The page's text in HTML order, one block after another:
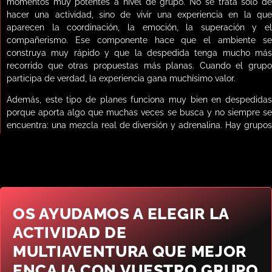
hacer una actividad, sino de vivir una experiencia en la que
aparecen la coordinación, la emoción, la superación y el
compañerismo. Ese componente hace que el ambiente se
construya muy rápido y que la despedida tenga mucho más
recorrido que otras propuestas más planas. Cuando el grupo
participa de verdad, la experiencia gana muchísimo valor.
Además, este tipo de planes funciona muy bien en despedidas
porque aporta algo que muchas veces se busca y no siempre se
encuentra: una mezcla real de diversión y adrenalina. Hay grupos
para una despedida
Elegir una actividad de aventura para una despedida tiene mucho
sentido cuando el grupo busca algo más que una experiencia
OS AYUDAMOS A ELEGIR LA
ACTIVIDAD DE
MULTIAVENTURA QUE MEJOR